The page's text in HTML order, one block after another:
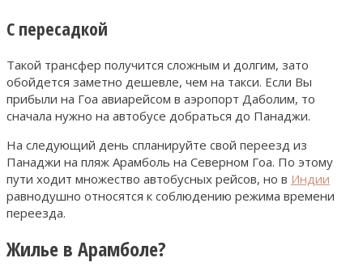
С пересадкой
Такой трансфер получится сложным и долгим, зато
обойдется заметно дешевле, чем на такси. Если Вы
прибыли на Гоа авиарейсом в аэропорт Даболим, то
сначала нужно на автобусе добраться до Панаджи.
На следующий день спланируйте свой переезд из
Панаджи на пляж Арамболь на Северном Гоа. По этому
пути ходит множество автобусных рейсов, но в Индии
равнодушно относятся к соблюдению режима времени
переезда.
Жилье в Арамболе?